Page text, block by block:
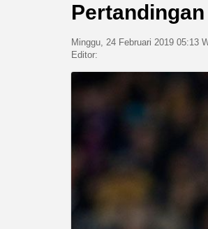
Minggu, 24 Februari 2019 05:13
Editor: